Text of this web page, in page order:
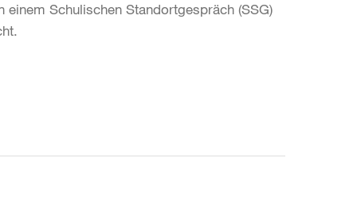
Schulischen Standortgespräch (SSG)